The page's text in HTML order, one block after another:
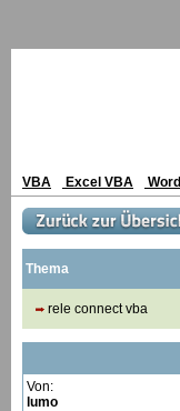
VBA Excel VBA
Thema
rele connect vba
Von:
lumo